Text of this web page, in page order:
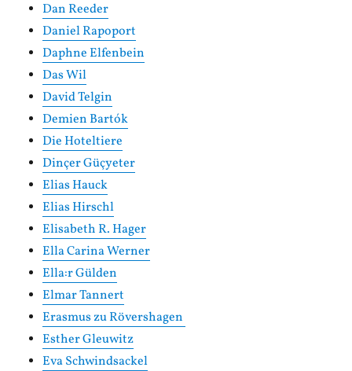
Dan Reeder
Daniel Rapoport
Daphne Elfenbein
Das Wil
David Telgin
Demien Bartók
Die Hoteltiere
Dinçer Güçyeter
Elias Hauck
Elias Hirschl
Elisabeth R. Hager
Ella Carina Werner
Ella:r Gülden
Elmar Tannert
Erasmus zu Rövershagen
Esther Gleuwitz
Eva Schwindsackel